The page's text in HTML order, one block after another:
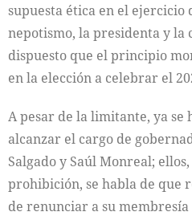
supuesta ética en el
nepotismo, la presidenta y la
dispuesto que el principio
en la elección a celebrar el
A pesar de la limitante, ya se
alcanzar el cargo de
Salgado y Saúl Monreal;
prohibición, se habla de que
de renunciar a su membresía